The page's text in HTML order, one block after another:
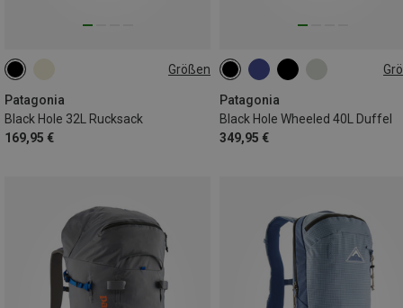
Größen
Patagonia
Black Hole 32L Rucksack
169,95 €
32L
Patagonia
Black Hole Wheeled 40L Duffel
349,95 €
40L